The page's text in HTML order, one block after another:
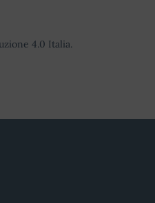
4.0 Italia.